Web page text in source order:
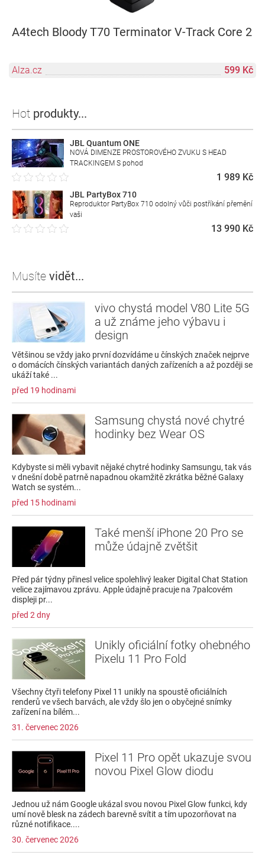
A4tech Bloody T70 Terminator V-Track Core 2
Alza.cz 599 Kč
Hot produkty...
JBL Quantum ONE
NOVÁ DIMENZE PROSTOROVÉHO ZVUKU S HEAD
TRACKINGEM S pohod
1 989 Kč
JBL PartyBox 710
Reproduktor PartyBox 710 odolný vůči postříkání přemění
vaši
13 990 Kč
Musíte vidět...
vivo chystá model V80 Lite 5G
a už známe jeho výbavu i
design
Většinou se vždy jako první dozvídáme u čínských značek nejprve
o domácích čínských variantách daných zařízeních a až později se
ukáží také ...
před 19 hodinami
Samsung chystá nové chytré
hodinky bez Wear OS
Kdybyste si měli vybavit nějaké chytré hodinky Samsungu, tak vás
v dnešní době patrně napadnou okamžitě zkrátka běžné Galaxy
Watch se systém...
před 15 hodinami
Také menší iPhone 20 Pro se
může údajně zvětšit
Před pár týdny přinesl velice spolehlivý leaker Digital Chat Station
velice zajímavou zprávu. Apple údajně pracuje na 7palcovém
displeji pr...
před 2 dny
Unikly oficiální fotky ohebného
Pixelu 11 Pro Fold
Všechny čtyři telefony Pixel 11 unikly na spoustě oficiálních
renderů ve všech barvách, ale vždy šlo jen o obyčejné snímky
zařízení na bílém...
31. červenec 2026
Pixel 11 Pro opět ukazuje svou
novou Pixel Glow diodu
Jednou už nám Google ukázal svou novou Pixel Glow funkci, kdy
umí nově blesk na zádech barevně svítit a tím upozorňovat na
různé notifikace....
30. červenec 2026